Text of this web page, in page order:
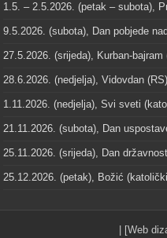
1.5. – 2.5.2026. (petak – subota),
9.5.2026. (subota), Dan pobjede
27.5.2026. (srijeda), Kurban-bajram
28.6.2026. (nedjelja), Vidovdan (RS)
1.11.2026. (nedjelja), Svi sveti
21.11.2026. (subota), Dan
25.11.2026. (srijeda), Dan
25.12.2026. (petak), Božić
| [Web